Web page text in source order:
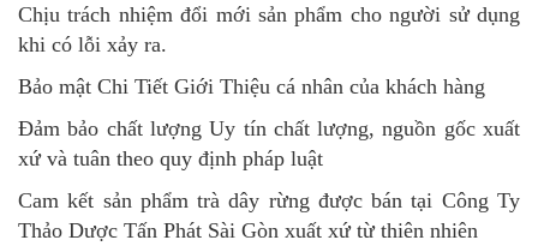
Chịu trách nhiệm đổi mới sản phẩm cho người sử dụng
khi có lỗi xảy ra.
Bảo mật Chi Tiết Giới Thiệu cá nhân của khách hàng
Đảm bảo chất lượng Uy tín chất lượng, nguồn gốc xuất
xứ và tuân theo quy định pháp luật
Cam kết sản phẩm trà dây rừng được bán tại Công Ty
Thảo Dược Tấn Phát Sài Gòn xuất xứ từ thiên nhiên